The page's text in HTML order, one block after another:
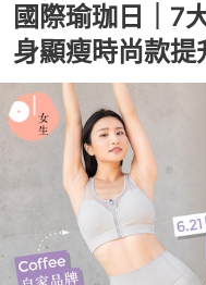
國際瑜珈日｜7
身顯瘦時尚款提